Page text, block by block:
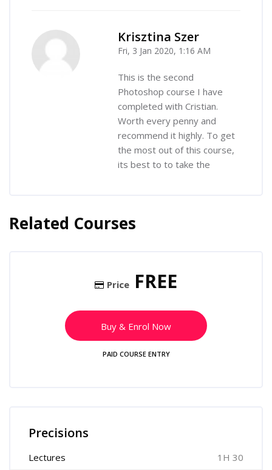
Krisztina Szer
Fri, 3 Jan 2020, 1:16 AM
This is the second
Photoshop course I have
completed with Cristian.
Worth every penny and
recommend it highly. To get
the most out of this course,
its best to to take the
Skip [Cocoon] Related courses
Related Courses
Price FREE
Buy & Enrol Now
PAID COURSE ENTRY
Precisions
Lectures 1H 30